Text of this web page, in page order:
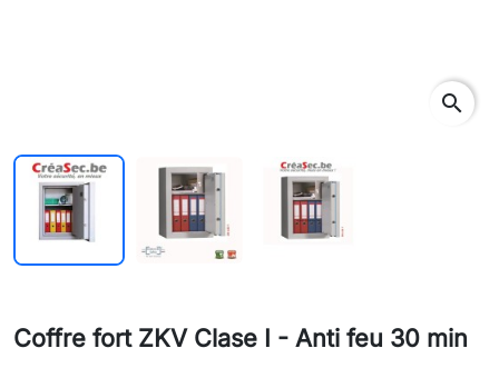
search
Coffre fort ZKV Clase I - Anti feu 30 min